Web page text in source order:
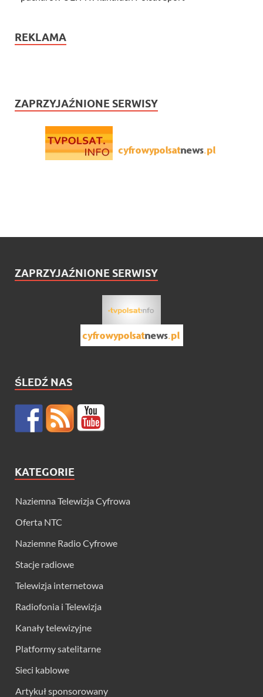
REKLAMA
ZAPRZYJAŹNIONE SERWISY
ZAPRZYJAŹNIONE SERWISY
ŚLEDŹ NAS
KATEGORIE
Naziemna Telewizja Cyfrowa
Oferta NTC
Naziemne Radio Cyfrowe
Stacje radiowe
Telewizja internetowa
Radiofonia i Telewizja
Kanały telewizyjne
Platformy satelitarne
Sieci kablowe
Artykuł sponsorowany